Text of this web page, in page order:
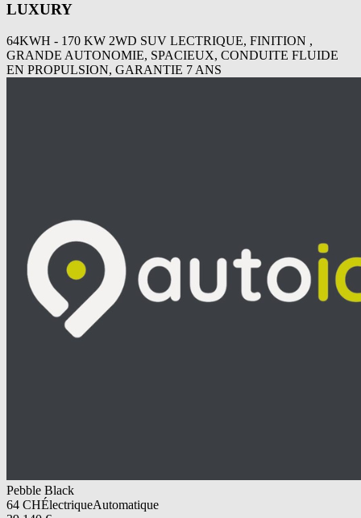
LUXURY
64KWH - 170 KW 2WD SUV LECTRIQUE, FINITION ,
GRANDE AUTONOMIE, SPACIEUX, CONDUITE FLUIDE
EN PROPULSION, GARANTIE 7 ANS
Pebble Black
64 CHÉlectriqueAutomatique